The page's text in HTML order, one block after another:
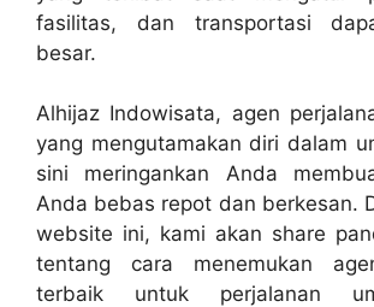
fasilitas, dan transportasi
besar.
Alhijaz Indowisata, agen
yang mengutamakan diri dalam
sini meringankan Anda
Anda bebas repot dan berkesan.
website ini, kami akan share
tentang cara menemukan
terbaik untuk perjalanan